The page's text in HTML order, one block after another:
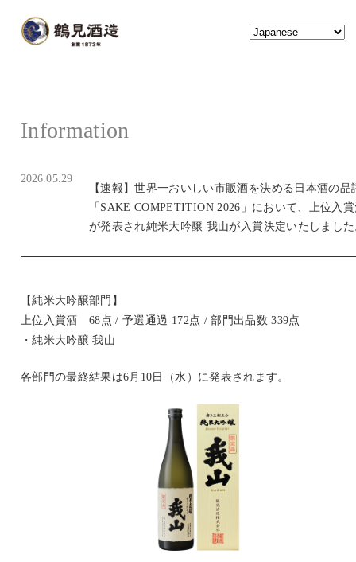
【速報】世界一おいしい市販酒を決める日本酒の品
「SAKE COMPETITION 2026」において、上位入
が発表され純米大吟醸 我山が入賞決定いたしまし
2026.05.29
【純米大吟醸部門】
上位入賞酒 68点 / 予選通過 172点 / 部門出品数 339点
・純米大吟醸 我山
各部門の最終結果は6月10日（水）に発表されます。